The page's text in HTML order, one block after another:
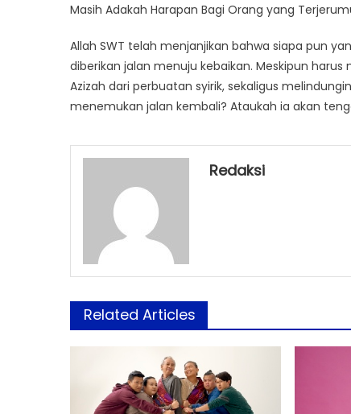
Masih Adakah Harapan Bagi Orang yang
Allah SWT telah menjanjikan bahwa siapa pun
diberikan jalan menuju kebaikan. Meskipun
Azizah dari perbuatan syirik, sekaligus
menemukan jalan kembali? Ataukah ia akan
Redaksi
Related Articles